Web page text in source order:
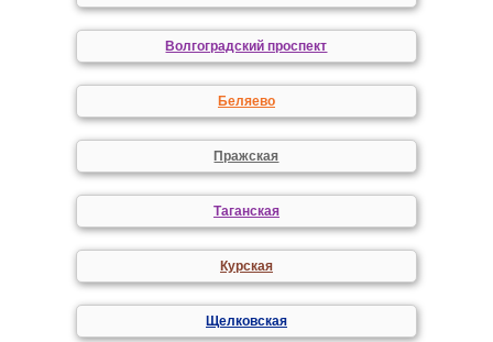
Волгоградский проспект
Беляево
Пражская
Таганская
Курская
Щелковская